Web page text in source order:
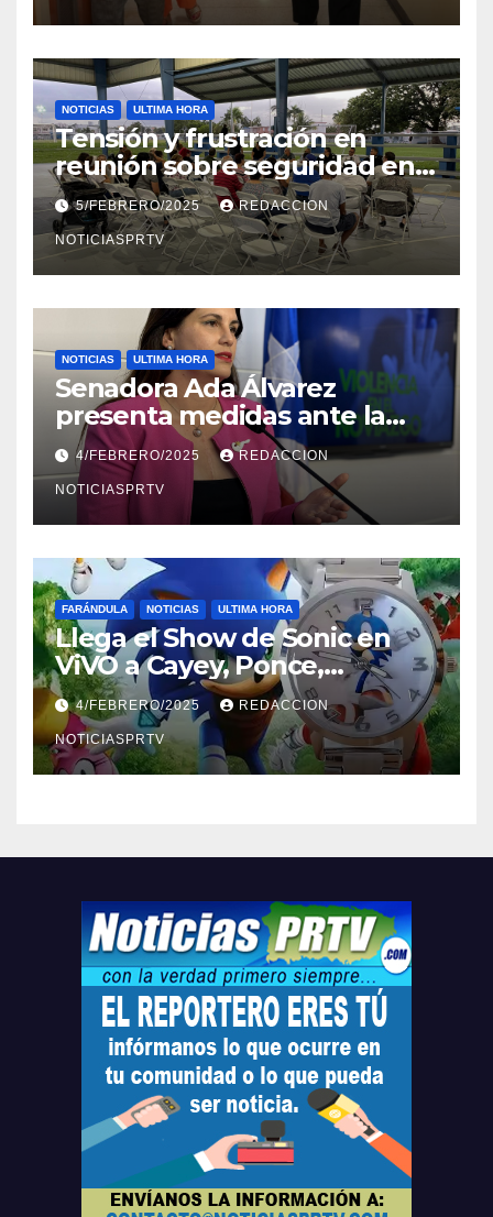
NOTICIAS ULTIMA HORA
Tensión y frustración en
reunión sobre seguridad en
Reparto Metropolitano
5/FEBRERO/2025 REDACCION
NOTICIASPRTV
NOTICIAS ULTIMA HORA
Senadora Ada Álvarez
presenta medidas ante la
violencia en el noviazgo
4/FEBRERO/2025 REDACCION
NOTICIASPRTV
FARÁNDULA NOTICIAS ULTIMA HORA
Llega el Show de Sonic en
ViVO a Cayey, Ponce,
Barceloneta y Humacao,
Relojes gratis para el que
compre ahora….
4/FEBRERO/2025 REDACCION
NOTICIASPRTV